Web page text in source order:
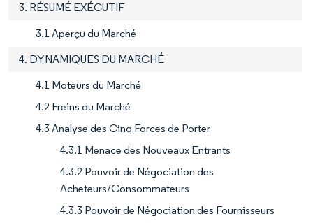
3. RÉSUMÉ EXÉCUTIF
3.1 Aperçu du Marché
4. DYNAMIQUES DU MARCHÉ
4.1 Moteurs du Marché
4.2 Freins du Marché
4.3 Analyse des Cinq Forces de Porter
4.3.1 Menace des Nouveaux Entrants
4.3.2 Pouvoir de Négociation des
Acheteurs/Consommateurs
4.3.3 Pouvoir de Négociation des Fournisseurs